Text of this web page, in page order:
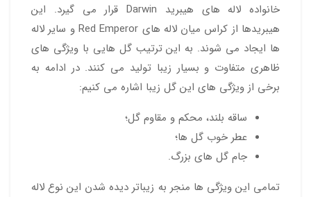
خانواده لاله های هیبرید Darwin قرار می گیرد. این
هیبریدها از کراس میان لاله های Red Emperor و سایر لاله
ها ایجاد می شوند. به این ترتیب گل هایی با ویژگی های
ظاهری متفاوت و بسیار زیبا تولید می کنند. در ادامه به
برخی از ویژگی های این گل زیبا اشاره می کنیم:
ساقه بلند، محکم و مقاوم گل؛
عطر خوب گل ها؛
جام گل های بزرگ.
تمامی این ویژگی ها منجر به زیباتر دیده شدن این نوع لاله